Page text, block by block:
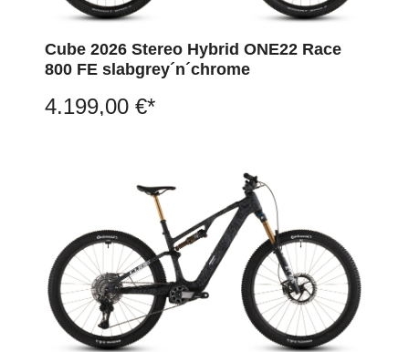
Cube 2026 Stereo Hybrid ONE22 Race
800 FE slabgrey´n´chrome
4.199,00 €*